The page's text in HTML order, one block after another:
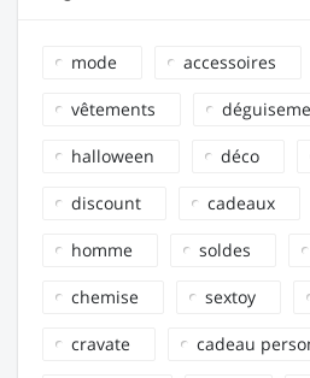
mode accessoires
vêtements
halloween déco
discount cadeaux
homme soldes
chemise sextoy
cravate cadeau